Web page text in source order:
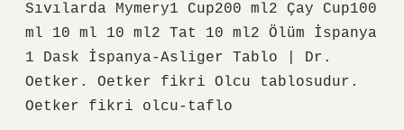
Sıvılarda Mymery1 Cup200 ml2 Çay Cup100
ml 10 ml 10 ml2 Tat 10 ml2 Ölüm İspanya
1 Dask İspanya-Asliger Tablo | Dr.
Oetker. Oetker fikri Olcu tablosudur.
Oetker fikri olcu-taflo